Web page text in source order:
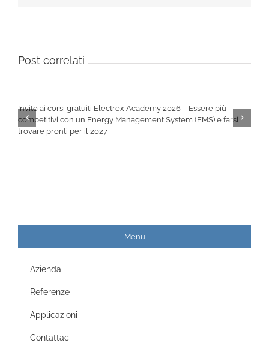
Post correlati
Invito ai corsi gratuiti Electrex Academy 2026 – Essere più
competitivi con un Energy Management System (EMS) e farsi
trovare pronti per il 2027
Menu
Azienda
Referenze
Applicazioni
Contattaci